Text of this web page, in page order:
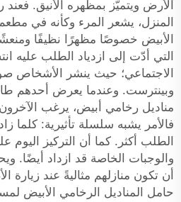
الأرض ويتميّز بمظهره الأنيق.
المنزل، يشعر المرء وكأنه في
الأبيض خصوصًا مظهرًا نظيفًا
التي أدّت إلى ازدياد الطلب عليه
الاجتماعي؛ حيث ينشر الأشخاص
وبينترست. وعندما يعرض أحدهم
مناديل رخامي أبيض، يرغب
فالأمر يشبه سلسلة تأثيرية: كلما
الطلب أكثر. كما أن التركيز اليوم
والوجبات الخاصة قد ازداد أيضًا.
أن تكون منازلهم مثاليةً عند زيارة
حامل المناديل الرخامي الأبيض